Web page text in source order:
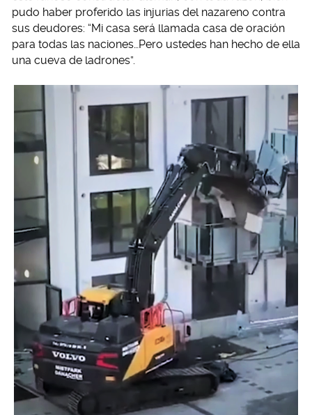
pudo haber proferido las injurias del nazareno contra
sus deudores: “Mi casa será llamada casa de oración
para todas las naciones…Pero ustedes han hecho de ella
una cueva de ladrones”.